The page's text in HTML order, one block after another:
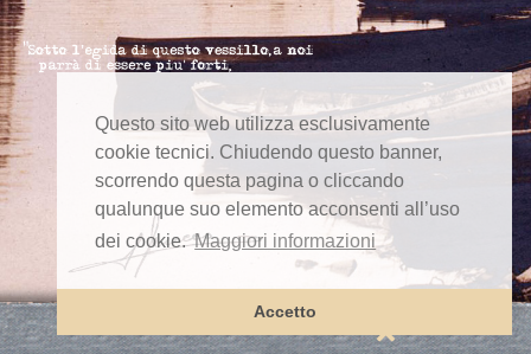
Questo sito web utilizza esclusivamente
cookie tecnici. Chiudendo questo banner,
scorrendo questa pagina o cliccando
qualunque suo elemento acconsenti all’uso
dei cookie.Maggiori informazioni
Accetto